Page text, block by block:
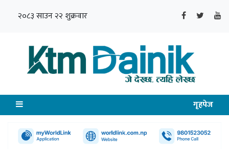
२०८३ साउन २२ शुक्रवार
गृहपेज